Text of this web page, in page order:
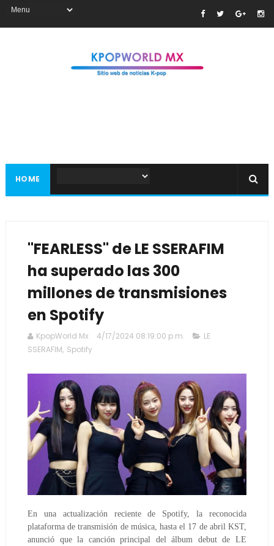
HOME
"FEARLESS" de LE SSERAFIM
ha superado las 300
millones de transmisiones
en Spotify
KpopWorld Mx 4/17/2024 08:19:00 p.m.
LE
SSERAFIM, Spotify
En una actualización reciente de Spotify, la reconocida
plataforma de transmisión de música, hasta el 17 de abril KST,
anunció que la canción principal del álbum debut de LE